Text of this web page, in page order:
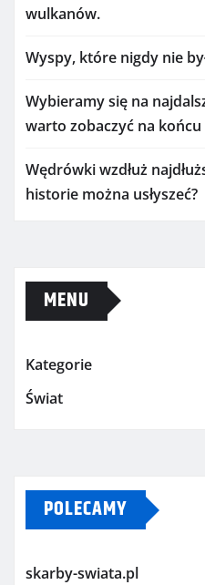
wulkanów.
Wyspy, które nigdy nie
Wybieramy się na
warto zobaczyć na końcu
Wędrówki wzdłuż
historie można usłyszeć?
MENU
Kategorie
Świat
POLECAMY
skarby-swiata.pl